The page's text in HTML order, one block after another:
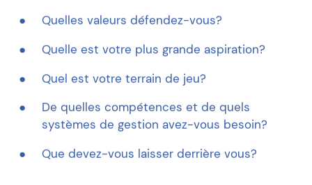
Quelles valeurs défendez-vous?
Quelle est votre plus grande aspiration?
Quel est votre terrain de jeu?
De quelles compétences et de quels
systèmes de gestion avez-vous besoin?
Que devez-vous laisser derrière vous?